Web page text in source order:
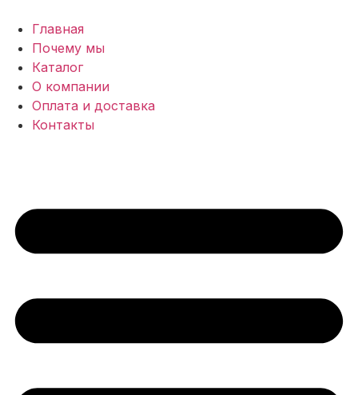
содержимому
Главная
Почему мы
Каталог
О компании
Оплата и доставка
Контакты